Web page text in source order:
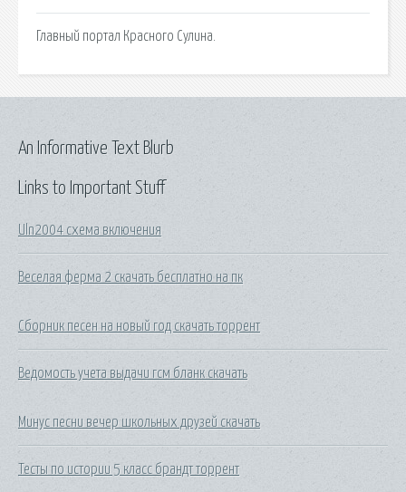
Главный портал Красного Сулина.
Links to Important Stuff
Uln2004 схема включения
Веселая ферма 2 скачать бесплатно на пк
Сборник песен на новый год скачать торрент
Ведомость учета выдачи гсм бланк скачать
Минус песни вечер школьных друзей скачать
Тесты по истории 5 класс брандт торрент
An Informative Text Blurb